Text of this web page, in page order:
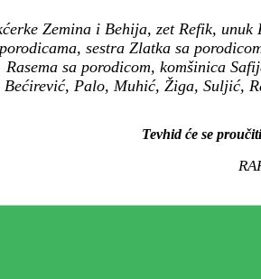
Zemina i Behija, zet Refik,
porodicama, sestra Zlatka sa
Rasema sa porodicom, komšinica
Bećirević, Palo, Muhić, Žiga, Suljić,
Tevhid će se